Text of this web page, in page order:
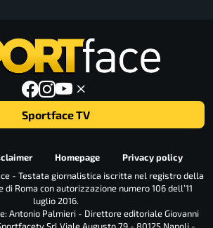
Sportface TV
Homepage
Privacy policy
- Testata giornalistica iscritta nel registro della
Roma con autorizzazione numero 106 dell’11
luglio 2016.
Antonio Palmieri - Direttore editoriale Giovanni